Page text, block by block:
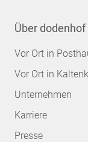
Über dodenhof
Vor Ort in
Vor Ort in
Unternehmen
Karriere
Presse